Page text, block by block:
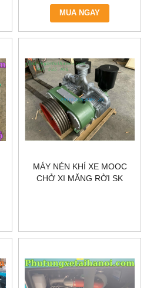
MUA NGAY
MÁY NÉN KHÍ XE MOOC
CHỞ XI MĂNG RỜI SK